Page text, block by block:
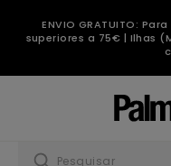
ENVIO GRATUITO:
superiores a 75€ | Ilhas